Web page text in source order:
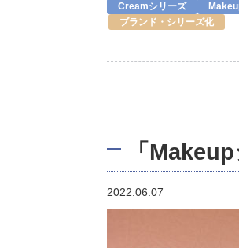
Creamシリーズ
ブランド・シリーズ化
「
2022.06.07